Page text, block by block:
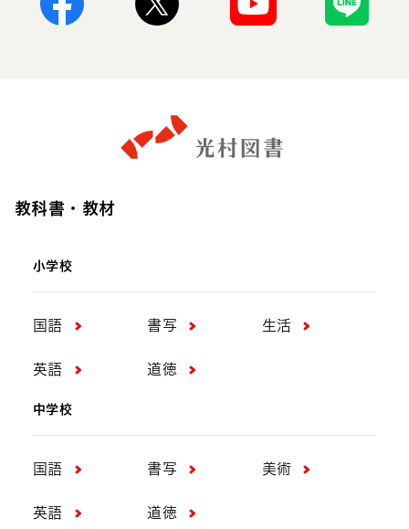
教科書・教材
小学校
国語 書写 生活
英語 道徳
中学校
国語 書写 美術
英語 道徳